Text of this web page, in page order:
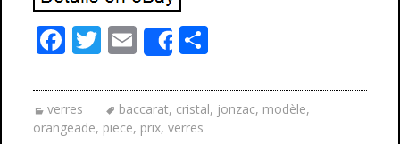
F
e
b
T
itt
er
E
m
ai
l
Share
ta
g
verres baccarat, cristal, jonzac, modèle,
orangeade, piece, prix, verres